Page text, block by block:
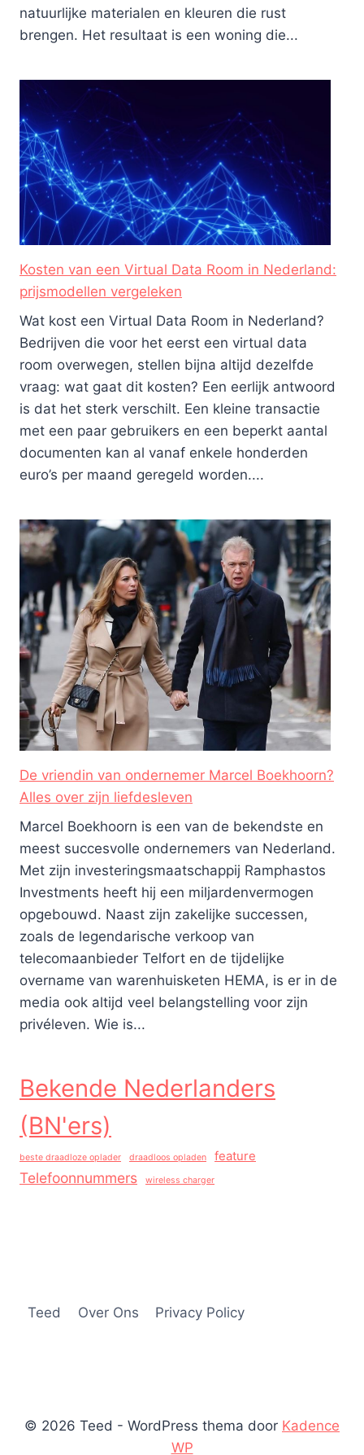
natuurlijke materialen en kleuren die rust
brengen. Het resultaat is een woning die...
Kosten van een Virtual Data Room in Nederland:
prijsmodellen vergeleken
Wat kost een Virtual Data Room in Nederland?
Bedrijven die voor het eerst een virtual data
room overwegen, stellen bijna altijd dezelfde
vraag: wat gaat dit kosten? Een eerlijk antwoord
is dat het sterk verschilt. Een kleine transactie
met een paar gebruikers en een beperkt aantal
documenten kan al vanaf enkele honderden
euro’s per maand geregeld worden....
De vriendin van ondernemer Marcel Boekhoorn?
Alles over zijn liefdesleven
Marcel Boekhoorn is een van de bekendste en
meest succesvolle ondernemers van Nederland.
Met zijn investeringsmaatschappij Ramphastos
Investments heeft hij een miljardenvermogen
opgebouwd. Naast zijn zakelijke successen,
zoals de legendarische verkoop van
telecomaanbieder Telfort en de tijdelijke
overname van warenhuisketen HEMA, is er in de
media ook altijd veel belangstelling voor zijn
privéleven. Wie is...
Bekende Nederlanders
(BN'ers)
beste draadloze oplader draadloos opladen feature
Telefoonnummers wireless charger
Teed Over Ons Privacy Policy
© 2026 Teed - WordPress thema door Kadence
WP